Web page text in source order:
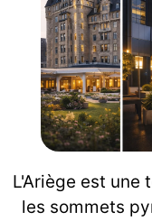
L'Ariège est une
les sommets